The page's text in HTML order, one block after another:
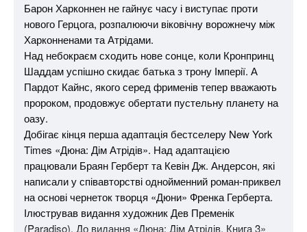
Барон Харконнен не гайнує часу і виступає проти
нового Герцога, розпалюючи віковічну ворожнечу між
Харконненами та Атрідами.
Над небокраєм сходить нове сонце, коли Кронпринц
Шаддам успішно скидає батька з трону Імперії. А
Пардот Кайнс, якого серед фрименів тепер вважають
пророком, продовжує обертати пустельну планету на
оазу.
Добігає кінця перша адаптація бестселеру New York
Times «Дюна: Дім Атрідів». Над адаптацією
працювали Браян Герберт та Кевін Дж. Андерсон, які
написали у співавторстві однойменний роман-приквел
на основі чернеток творця «Дюни» Френка Герберта.
Ілюстрував видання художник Дев Пременік
(Paradiso). До видання «Дюна: Дім Атрідів. Книга 3»